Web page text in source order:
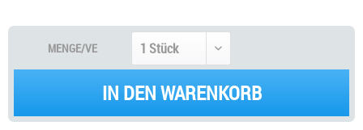
MENGE/VE
IN DEN WARENKORB